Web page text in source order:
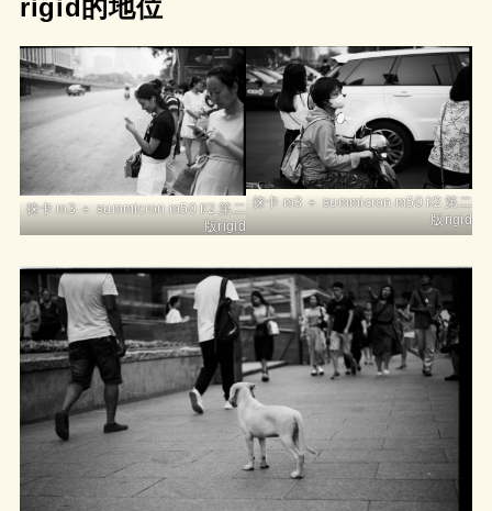
rigid的地位
徕卡 m3 ＋ summicron m50 f/2 第二
版rigid
徕卡 m3 ＋ summicron m50 f/2 第二
版rigid